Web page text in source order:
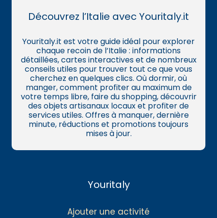
Découvrez l’Italie avec Youritaly.it
Youritaly.it est votre guide idéal pour explorer
chaque recoin de l’Italie : informations
détaillées, cartes interactives et de nombreux
conseils utiles pour trouver tout ce que vous
cherchez en quelques clics. Où dormir, où
manger, comment profiter au maximum de
votre temps libre, faire du shopping, découvrir
des objets artisanaux locaux et profiter de
services utiles. Offres à manquer, dernière
minute, réductions et promotions toujours
mises à jour.
Youritaly
Ajouter une activité